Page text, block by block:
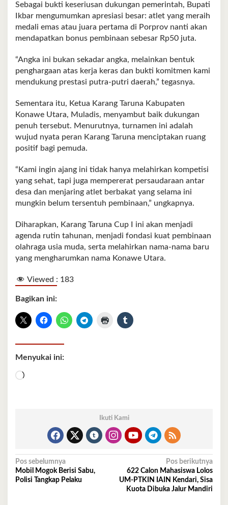
Sebagai bukti keseriusan dukungan pemerintah, Bupati
Ikbar mengumumkan apresiasi besar: atlet yang meraih
medali emas atau juara pertama di Porprov nanti akan
mendapatkan bonus pembinaan sebesar Rp50 juta.
“Angka ini bukan sekadar angka, melainkan bentuk
penghargaan atas kerja keras dan bukti komitmen kami
mendukung prestasi putra-putri daerah,” tegasnya.
Sementara itu, Ketua Karang Taruna Kabupaten
Konawe Utara, Muladis, menyambut baik dukungan
penuh tersebut. Menurutnya, turnamen ini adalah
wujud nyata peran Karang Taruna menciptakan ruang
positif bagi pemuda.
“Kami ingin ajang ini tidak hanya melahirkan kompetisi
yang sehat, tapi juga mempererat persaudaraan antar
desa dan menjaring atlet berbakat yang selama ini
mungkin belum tersentuh pembinaan,” ungkapnya.
Diharapkan, Karang Taruna Cup I ini akan menjadi
agenda rutin tahunan, menjadi fondasi kuat pembinaan
olahraga usia muda, serta melahirkan nama-nama baru
yang mengharumkan nama Konawe Utara.
Viewed : 183
Bagikan ini:
Menyukai ini:
Memuat...
Ikuti Kami
Navigasi
pos
Pos sebelumnya
Mobil Mogok Berisi Sabu,
Polisi Tangkap Pelaku
Pos berikutnya
622 Calon Mahasiswa Lolos
UM-PTKIN IAIN Kendari, Sisa
Kuota Dibuka Jalur Mandiri